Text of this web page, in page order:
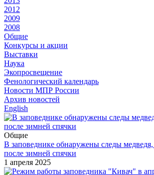
2012
2009
2008
Общие
Конкурсы и акции
Выставки
Наука
Экопросвещение
Фенологический календарь
Новости МПР России
Архив новостей
English
Общие
В заповеднике обнаружены следы
после зимней спячки
1 апреля 2025